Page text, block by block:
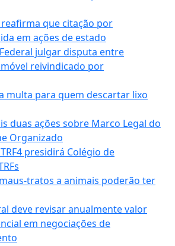
que citação por
em ações de estado
julgar disputa entre
reivindicado por
multa para quem descartar lixo
duas ações sobre Marco Legal do
Organizado
presidirá Colégio de
tratos a animais poderão ter
deve revisar anualmente valor
em negociações de